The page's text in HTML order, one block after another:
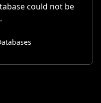
could not be